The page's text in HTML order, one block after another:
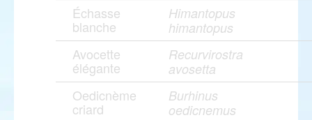
Échasse
blanche
Himantopus
himantopus
Avocette
élégante
Recurvirostra
avosetta
Oedicnème
criard
Burhinus
oedicnemus